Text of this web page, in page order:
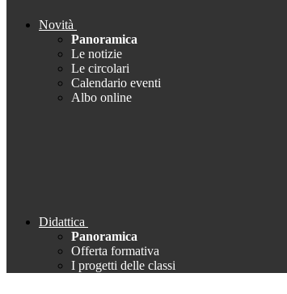
Novità
Panoramica
Le notizie
Le circolari
Calendario eventi
Albo online
Didattica
Panoramica
Offerta formativa
I progetti delle classi